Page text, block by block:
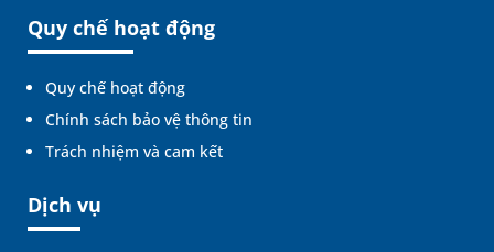
Quy chế hoạt động
Quy chế hoạt động
Chính sách bảo vệ thông tin
Trách nhiệm và cam kết
Dịch vụ